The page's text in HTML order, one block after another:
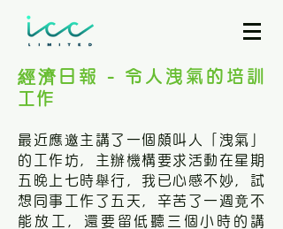
經濟日報 - 令人洩氣的培訓
工作
最近應邀主講了一個頗叫人「洩氣」
的工作坊，主辦機構要求活動在星期
五晚上七時舉行，我已心感不妙，試
想同事工作了五天，辛苦了一週竟不
能放工，還要留低聽三個小時的講